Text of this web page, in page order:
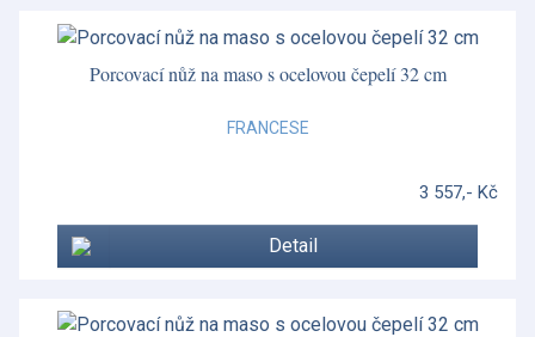
Porcovací nůž na maso s ocelovou čepelí 32 cm
FRANCESE
3 557,- Kč
Detail